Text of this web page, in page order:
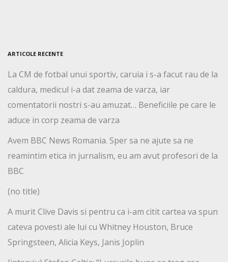
ARTICOLE RECENTE
La CM de fotbal unui sportiv, caruia i s-a facut rau de la
caldura, medicul i-a dat zeama de varza, iar
comentatorii nostri s-au amuzat… Beneficiile pe care le
aduce in corp zeama de varza
Avem BBC News Romania. Sper sa ne ajute sa ne
reamintim etica in jurnalism, eu am avut profesori de la
BBC
(no title)
A murit Clive Davis si pentru ca i-am citit cartea va spun
cateva povesti ale lui cu Whitney Houston, Bruce
Springsteen, Alicia Keys, Janis Joplin